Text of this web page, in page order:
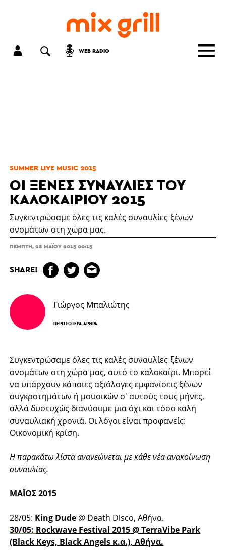
WEB RADIO
SUMMER LIVE MUSIC 2015
ΟΙ ΞΈΝΕΣ ΣΥΝΑΥΛΊΕΣ ΤΟΥ
ΚΑΛΟΚΑΙΡΙΟΎ 2015
Συγκεντρώσαμε όλες τις καλές συναυλίες ξένων
ονομάτων στη χώρα μας.
ΠΈΜΠΤΗ, 28 ΜΑΪ́ΟΥ 2015 00:15
SHARE!
Γιώργος Μπαλιώτης
ΠΕΡΙΣΣΌΤΕΡΑ ΆΡΘΡΑ
Συγκεντρώσαμε όλες τις καλές συναυλίες ξένων
ονομάτων στη χώρα μας, αυτό το καλοκαίρι. Μπορεί
να υπάρχουν κάποιες αξιόλογες εμφανίσεις ξένων
συγκροτημάτων ή μουσικών σ' αυτούς τους μήνες,
αλλά δυστυχώς διανύουμε μια όχι και τόσο καλή
συναυλιακή χρονιά. Οι λόγοι είναι προφανείς:
Οικονομική κρίση.
Η παρακάτω λίστα ανανεώνεται με κάθε νέα ανακοίνωση
συναυλίας.
ΜΑΪΟΣ 2015
28/05: King Dude @ Death Disco, Αθήνα.
30/05: Rockwave Festival 2015@ TerraVibe Park
(Black Keys, Black Angels κ.α.), Αθήνα.